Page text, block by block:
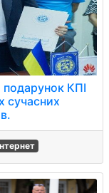
подарунок КПІ
сучасних